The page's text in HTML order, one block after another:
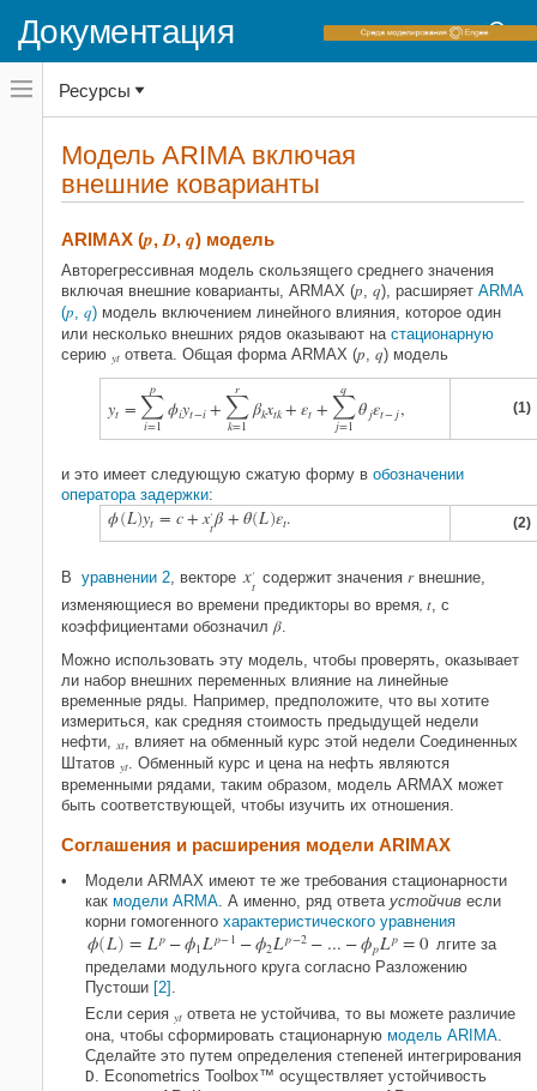
Документация
Переключатель
навигационного
меню
переключатель
навигационного
Econometrics Toolbox
Условные средние модели
Модель ARIMA включая внешние
коварианты
НА ЭТОЙ СТРАНИЦЕ
ARIMAX (p, D, q) модель
Соглашения и расширения модели
Больше о
Ресурсы
Модель ARIMA включая
внешние коварианты
ARIMAX (p, D, q) модель
Авторегрессивная модель скользящего среднего значения
включая внешние коварианты, ARMAX (p, q), расширяет ARMA
(p, q) модель включением линейного влияния, которое один
или несколько внешних рядов оказывают на стационарную
серию yt ответа. Общая форма ARMAX (p, q) модель
yt =
p

i=1
ϕiyt−i +
r

k=1
βkxtk + εt +
q

j=1
θjεt−j, (1)
и это имеет следующую сжатую форму в обозначении
оператора задержки:
ϕ(L)yt = c+ x′
tβ+θ(L )εt. (2)
В уравнении 2 , векторе x′
t
содержит значения rвнешние,
изменяющиеся во времени предикторы во время, t, с
коэффициентами обозначил β.
Можно использовать эту модель, чтобы проверять, оказывает
ли набор внешних переменных влияние на линейные
временные ряды. Например, предположите, что вы хотите
измериться, как средняя стоимость предыдущей недели
нефти, xt, влияет на обменный курс этой недели Соединенных
Штатов yt. Обменный курс и цена на нефть являются
временными рядами, таким образом, модель ARMAX может
быть соответствующей, чтобы изучить их отношения.
Соглашения и расширения модели ARIMAX
Модели ARMAX имеют те же требования стационарности
как модели ARMA. А именно, ряд ответа устойчив если
корни гомогенного характеристического уравнения
ϕ(L) = Lp −ϕ1Lp−1 −ϕ2Lp−2 − ... −ϕpLp =0 лгите за
пределами модульного круга согласно Разложению
Пустоши [2] .
Если серия yt ответа не устойчива, то вы можете различие
она, чтобы сформировать стационарную модель ARIMA.
Сделайте это путем определения степеней интегрирования
D. Econometrics Toolbox™ осуществляет устойчивость